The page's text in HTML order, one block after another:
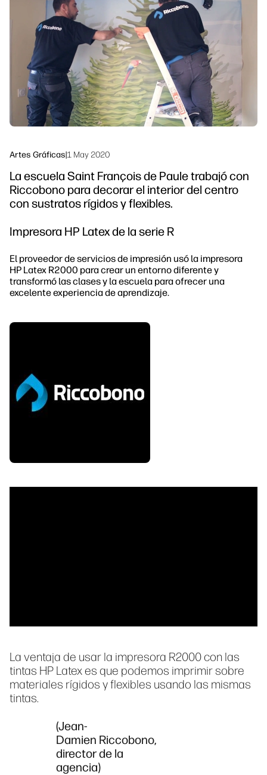
Síguenos
linkedInfacebook
twitter
Soluciones de flujo de trabajo
Sostenibilidad
Artes Gráficas|1 May 2020
La escuela Saint François de Paule trabajó con
Riccobono para decorar el interior del centro
con sustratos rígidos y flexibles.
Impresora HP Latex de la serie R
El proveedor de servicios de impresión usó la impresora
HP Latex R2000 para crear un entorno diferente y
transformó las clases y la escuela para ofrecer una
excelente experiencia de aprendizaje.
La ventaja de usar la impresora R2000 con las
tintas HP Latex es que podemos imprimir sobre
materiales rígidos y flexibles usando las mismas
tintas.
(Jean-
Damien Riccobono,
director de la
agencia)